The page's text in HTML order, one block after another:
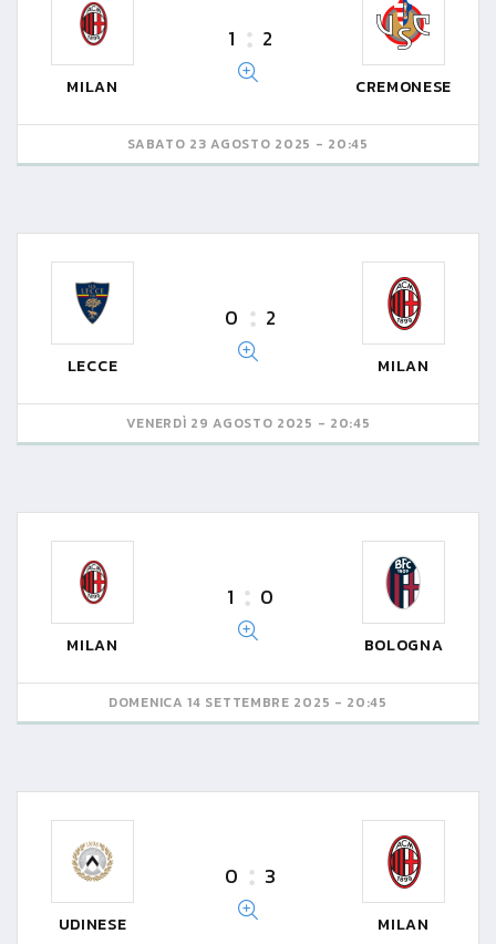
MILAN
1 2
CREMONESE
SABATO 23 AGOSTO 2025 - 20:45
LECCE
0 2
MILAN
VENERDÌ 29 AGOSTO 2025 - 20:45
MILAN
1 0
BOLOGNA
DOMENICA 14 SETTEMBRE 2025 - 20:45
UDINESE
0 3
MILAN